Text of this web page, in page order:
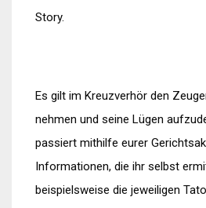
Story.
Es gilt im Kreuzverhör den
nehmen und seine Lügen
passiert mithilfe eurer
Informationen, die ihr selbst
beispielsweise die jeweiligen